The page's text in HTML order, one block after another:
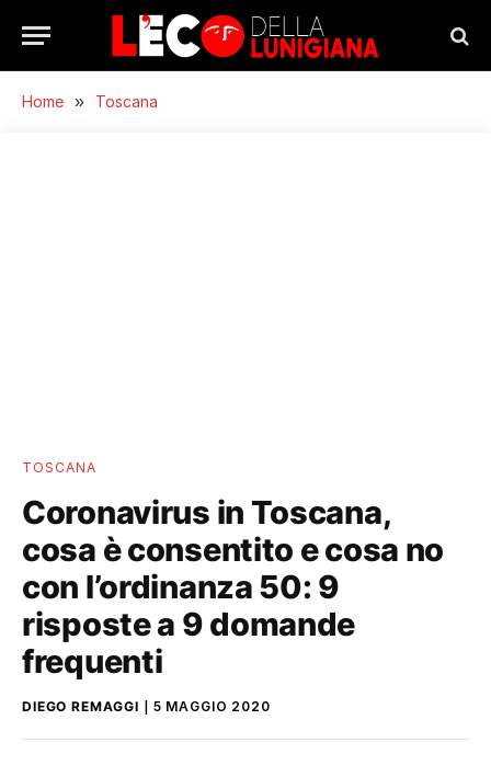
Home » Toscana
TOSCANA
Coronavirus in Toscana,
cosa è consentito e cosa no
con l’ordinanza 50: 9
risposte a 9 domande
frequenti
DIEGO REMAGGI 5 MAGGIO 2020